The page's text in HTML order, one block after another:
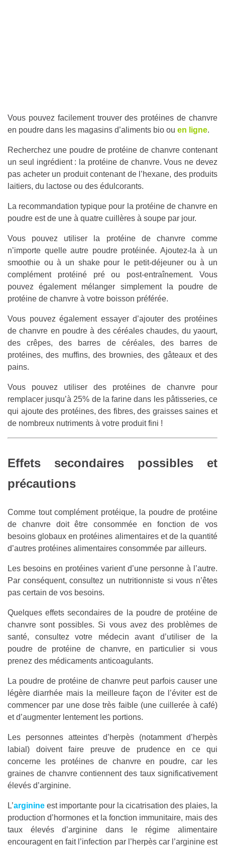
Vous pouvez facilement trouver des protéines de chanvre
en poudre dans les magasins d’aliments bio ou en ligne.
Recherchez une poudre de protéine de chanvre contenant
un seul ingrédient : la protéine de chanvre. Vous ne devez
pas acheter un produit contenant de l’hexane, des produits
laitiers, du lactose ou des édulcorants.
La recommandation typique pour la protéine de chanvre en
poudre est de une à quatre cuillères à soupe par jour.
Vous pouvez utiliser la protéine de chanvre comme
n’importe quelle autre poudre protéinée. Ajoutez-la à un
smoothie ou à un shake pour le petit-déjeuner ou à un
complément protéiné pré ou post-entraînement. Vous
pouvez également mélanger simplement la poudre de
protéine de chanvre à votre boisson préférée.
Vous pouvez également essayer d’ajouter des protéines
de chanvre en poudre à des céréales chaudes, du yaourt,
des crêpes, des barres de céréales, des barres de
protéines, des muffins, des brownies, des gâteaux et des
pains.
Vous pouvez utiliser des protéines de chanvre pour
remplacer jusqu’à 25% de la farine dans les pâtisseries, ce
qui ajoute des protéines, des fibres, des graisses saines et
de nombreux nutriments à votre produit fini !
Effets secondaires possibles et
précautions
Comme tout complément protéique, la poudre de protéine
de chanvre doit être consommée en fonction de vos
besoins globaux en protéines alimentaires et de la quantité
d’autres protéines alimentaires consommée par ailleurs.
Les besoins en protéines varient d’une personne à l’autre.
Par conséquent, consultez un nutritionniste si vous n’êtes
pas certain de vos besoins.
Quelques effets secondaires de la poudre de protéine de
chanvre sont possibles. Si vous avez des problèmes de
santé, consultez votre médecin avant d’utiliser de la
poudre de protéine de chanvre, en particulier si vous
prenez des médicaments anticoagulants.
La poudre de protéine de chanvre peut parfois causer une
légère diarrhée mais la meilleure façon de l’éviter est de
commencer par une dose très faible (une cuillerée à café)
et d’augmenter lentement les portions.
Les personnes atteintes d’herpès (notamment d’herpès
labial) doivent faire preuve de prudence en ce qui
concerne les protéines de chanvre en poudre, car les
graines de chanvre contiennent des taux significativement
élevés d’arginine.
L’arginine est importante pour la cicatrisation des plaies, la
production d’hormones et la fonction immunitaire, mais des
taux élevés d’arginine dans le régime alimentaire
encouragent en fait l’infection par l’herpès car l’arginine est